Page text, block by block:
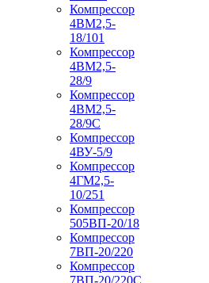
Компрессор
4ВМ2,5-
18/101
Компрессор
4ВМ2,5-
28/9
Компрессор
4ВМ2,5-
28/9С
Компрессор
4ВУ-5/9
Компрессор
4ГМ2,5-
10/251
Компрессор
505ВП-20/18
Компрессор
7ВП-20/220
Компрессор
7ВП-20/220С